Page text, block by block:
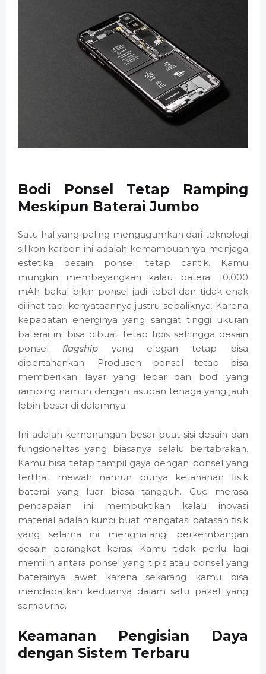
Bodi Ponsel Tetap Ramping
Meskipun Baterai Jumbo
Satu hal yang paling mengagumkan dari teknologi
silikon karbon ini adalah kemampuannya menjaga
estetika desain ponsel tetap cantik. Kamu
mungkin membayangkan kalau baterai 10.000
mAh bakal bikin ponsel jadi tebal dan tidak enak
dilihat tapi kenyataannya justru sebaliknya. Karena
kepadatan energinya yang sangat tinggi ukuran
baterai ini bisa dibuat tetap tipis sehingga desain
ponsel flagshipyang elegan tetap bisa
dipertahankan. Produsen ponsel tetap bisa
memberikan layar yang lebar dan bodi yang
ramping namun dengan asupan tenaga yang jauh
lebih besar di dalamnya.
Ini adalah kemenangan besar buat sisi desain dan
fungsionalitas yang biasanya selalu bertabrakan.
Kamu bisa tetap tampil gaya dengan ponsel yang
terlihat mewah namun punya ketahanan fisik
baterai yang luar biasa tangguh. Gue merasa
pencapaian ini membuktikan kalau inovasi
material adalah kunci buat mengatasi batasan fisik
yang selama ini menghalangi perkembangan
desain perangkat keras. Kamu tidak perlu lagi
memilih antara ponsel yang tipis atau ponsel yang
baterainya awet karena sekarang kamu bisa
mendapatkan keduanya dalam satu paket yang
sempurna.
Keamanan Pengisian Daya
dengan Sistem Terbaru